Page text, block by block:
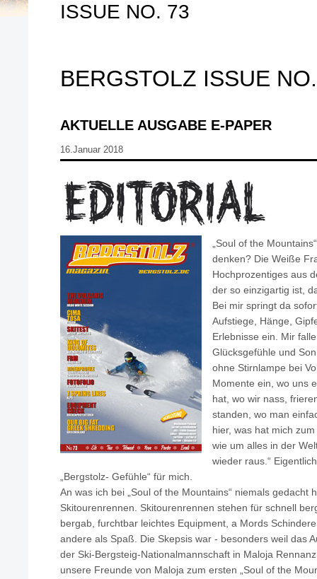
ISSUE NO. 73
BERGSTOLZ ISSUE
AKTUELLE AUSGABE E-PAPER
16.Januar 2018
„Soul of the
denken? Die Weiße
Hochprozentiges aus
der so einzigartig ist,
Bei mir springt da
Aufstiege, Hänge,
Erlebnisse ein. Mir
Glücksgefühle und
ohne Stirnlampe bei
Momente ein, wo uns
hat, wo wir nass,
standen, wo man
hier, was hat mich
wie um alles in der
wieder raus.“
„Bergstolz- Gefühle“ für mich.
An was ich bei „Soul of the Mountains“ niemals gedacht
Skitourenrennen. Skitourenrennen stehen für schnell
bergab, furchtbar leichtes Equipment, a Mords
andere als Spaß. Die Skepsis war - besonders weil das
der Ski-Bergsteig-Nationalmannschaft in Maloja
unsere Freunde von Maloja zum ersten „Soul of the